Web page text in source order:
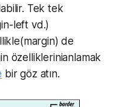
Tek tek
left vd.)
de
özelliklerinianlamak
bir göz atın.